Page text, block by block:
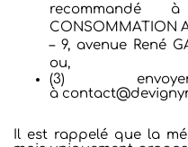
recommandé
CONSOMMATION
– 9, avenue René
ou,
(3)
à
Il est rappelé que la